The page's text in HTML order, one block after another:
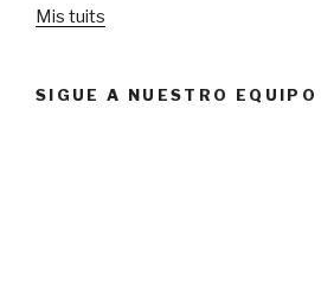
Mis tuits
SIGUE A NUESTRO EQUIPO